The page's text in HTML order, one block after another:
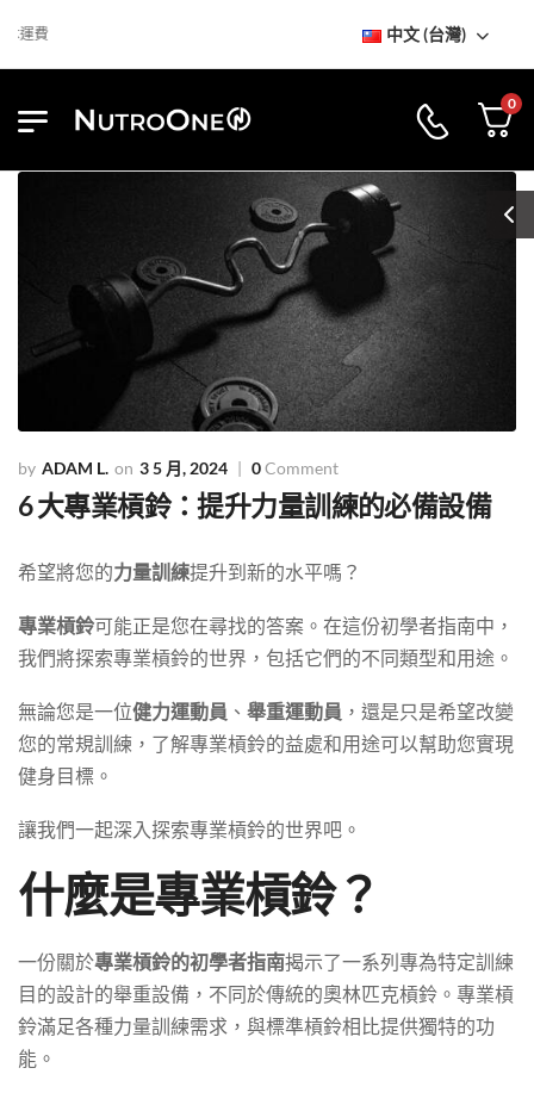
到訪NutroOne陳列室 免基本運費
中文 (台灣)
0
ADAM L. 3 5 月, 2024 0Comment
6 大專業槓鈴：提升力量訓練的必備設備
希望將您的力量訓練提升到新的水平嗎？
專業槓鈴可能正是您在尋找的答案。在這份初學者指南中，
我們將探索專業槓鈴的世界，包括它們的不同類型和用途。
無論您是一位健力運動員 、 舉重運動員 ，還是只是希望改變
您的常規訓練，了解專業槓鈴的益處和用途可以幫助您實現
健身目標。
讓我們一起深入探索專業槓鈴的世界吧。
什麼是專業槓鈴？
一份關於專業槓鈴的初學者指南揭示了一系列專為特定訓練
目的設計的舉重設備，不同於傳統的奧林匹克槓鈴。專業槓
鈴滿足各種力量訓練需求，與標準槓鈴相比提供獨特的功
能。